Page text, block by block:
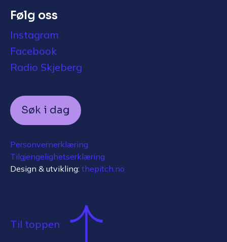
Følg oss
Instagram
Facebook
Radio Skjeberg
Søk i dag
Personvernerklæring
Tilgjengelighetserklæring
Design & utvikling: thepitch.no
Til toppen